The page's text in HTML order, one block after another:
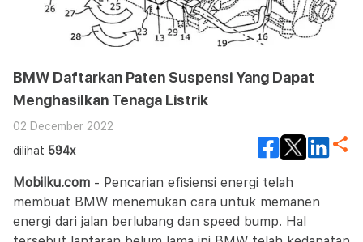
BMW Daftarkan Paten Suspensi Yang Dapat
Menghasilkan Tenaga Listrik
02 December 2022
dilihat 594x
Mobilku.com - Pencarian efisiensi energi telah
membuat BMW menemukan cara untuk memanen
energi dari jalan berlubang dan speed bump. Hal